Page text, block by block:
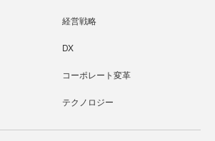
経営戦略
DX
コーポレート変革
テクノロジー